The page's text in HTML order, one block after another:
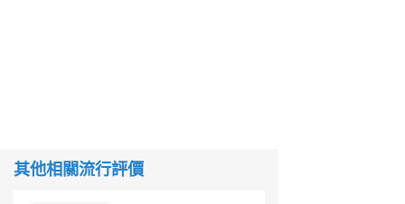
其他相關流行評價